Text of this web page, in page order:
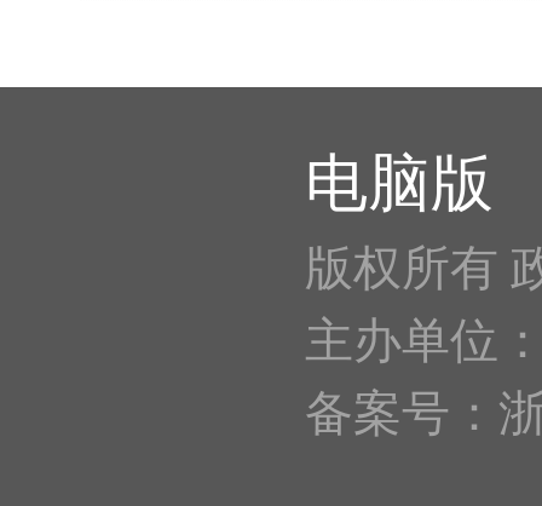
电脑版
版权所有
主办单位
备案号：